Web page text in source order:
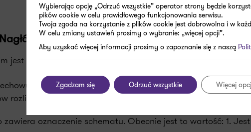
jest Nagłówek należy zwrócić w szczególności uwagę na
dwa atrybuty elementu KodFormularza tj.
rozliczających się kwartalnie.
oznaczenie schematu. Obecnie jest to wartość: 1.
Wybierając opcję „Odrzuć wszystkie” operator strony będzie
pików cookie w celu prawidłowego funkcjonowania serwisu.
Twoja zgoda na korzystanie z plików cookie jest dobrowolna i w
W celu zmiany ustawień prosimy o wybranie: „więcej opcji”.
Aby uzyskać więcej informacji prosimy o zapoznanie się z naszą
Zgadzam się Odrzuć wszystkie Więcej